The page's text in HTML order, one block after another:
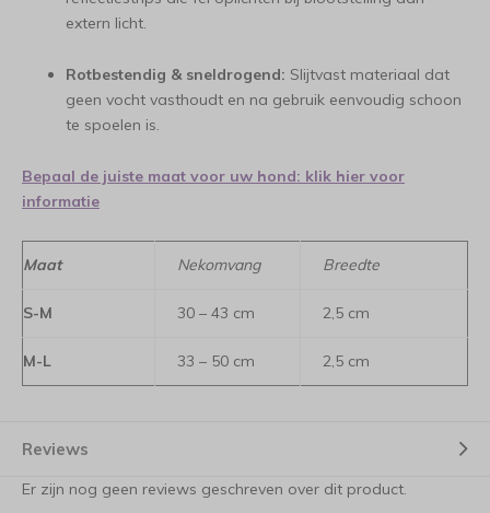
extern licht.
Rotbestendig & sneldrogend: Slijtvast materiaal dat
geen vocht vasthoudt en na gebruik eenvoudig schoon
te spoelen is.
Bepaal de juiste maat voor uw hond: klik hier voor
informatie
Maat Nekomvang Breedte
S-M 30 – 43 cm 2,5 cm
M-L 33 – 50 cm 2,5 cm
Reviews
Er zijn nog geen reviews geschreven over dit product.